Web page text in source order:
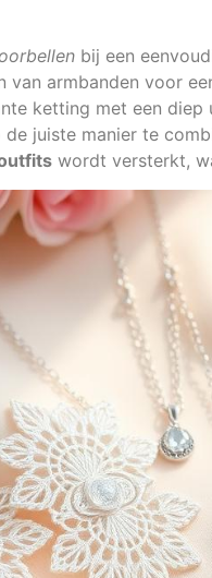
bij een
van armbanden voor
ketting met een
juiste manier te
wordt versterkt,